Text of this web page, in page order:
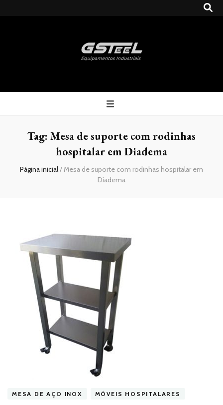
Gsteel
Tag: Mesa de suporte com rodinhas
hospitalar em Diadema
Página inicial/Mesa de suporte com rodinhas hospitalar em
Diadema
MESA DE AÇO INOX MÓVEIS HOSPITALARES